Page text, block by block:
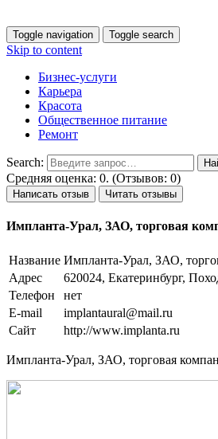
Toggle navigation Toggle search
Skip to content
Бизнес-услуги
Карьера
Красота
Общественное питание
Ремонт
Search:
Средняя оценка: 0. (Отзывов: 0)
Написать отзыв Читать отзывы
Импланта-Урал, ЗАО, торговая
Название Импланта-Урал, ЗАО,
Адрес
620024, Екатеринбург,
Телефон
нет
E-mail
implantaural@mail.ru
Сайт
http://www.implanta.ru
Импланта-Урал, ЗАО, торговая